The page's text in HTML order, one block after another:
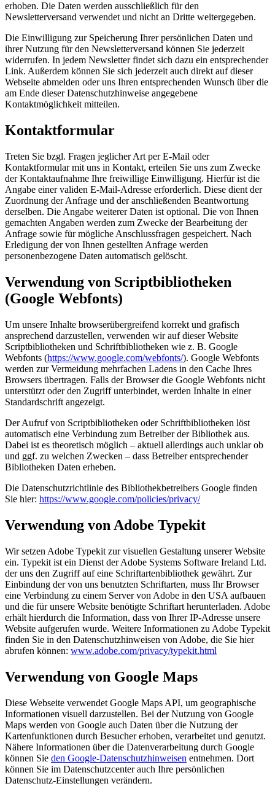
erhoben. Die Daten werden ausschließlich für den
Newsletterversand verwendet und nicht an Dritte weitergegeben.
Die Einwilligung zur Speicherung Ihrer persönlichen Daten und
ihrer Nutzung für den Newsletterversand können Sie jederzeit
widerrufen. In jedem Newsletter findet sich dazu ein entsprechender
Link. Außerdem können Sie sich jederzeit auch direkt auf dieser
Webseite abmelden oder uns Ihren entsprechenden Wunsch über die
am Ende dieser Datenschutzhinweise angegebene
Kontaktmöglichkeit mitteilen.
Kontaktformular
Treten Sie bzgl. Fragen jeglicher Art per E-Mail oder
Kontaktformular mit uns in Kontakt, erteilen Sie uns zum Zwecke
der Kontaktaufnahme Ihre freiwillige Einwilligung. Hierfür ist die
Angabe einer validen E-Mail-Adresse erforderlich. Diese dient der
Zuordnung der Anfrage und der anschließenden Beantwortung
derselben. Die Angabe weiterer Daten ist optional. Die von Ihnen
gemachten Angaben werden zum Zwecke der Bearbeitung der
Anfrage sowie für mögliche Anschlussfragen gespeichert. Nach
Erledigung der von Ihnen gestellten Anfrage werden
personenbezogene Daten automatisch gelöscht.
Verwendung von Scriptbibliotheken
(Google Webfonts)
Um unsere Inhalte browserübergreifend korrekt und grafisch
ansprechend darzustellen, verwenden wir auf dieser Website
Scriptbibliotheken und Schriftbibliotheken wie z. B. Google
Webfonts (https://www.google.com/webfonts/). Google Webfonts
werden zur Vermeidung mehrfachen Ladens in den Cache Ihres
Browsers übertragen. Falls der Browser die Google Webfonts nicht
unterstützt oder den Zugriff unterbindet, werden Inhalte in einer
Standardschrift angezeigt.
Der Aufruf von Scriptbibliotheken oder Schriftbibliotheken löst
automatisch eine Verbindung zum Betreiber der Bibliothek aus.
Dabei ist es theoretisch möglich – aktuell allerdings auch unklar ob
und ggf. zu welchen Zwecken – dass Betreiber entsprechender
Bibliotheken Daten erheben.
Die Datenschutzrichtlinie des Bibliothekbetreibers Google finden
Sie hier: https://www.google.com/policies/privacy/
Verwendung von Adobe Typekit
Wir setzen Adobe Typekit zur visuellen Gestaltung unserer Website
ein. Typekit ist ein Dienst der Adobe Systems Software Ireland Ltd.
der uns den Zugriff auf eine Schriftartenbibliothek gewährt. Zur
Einbindung der von uns benutzten Schriftarten, muss Ihr Browser
eine Verbindung zu einem Server von Adobe in den USA aufbauen
und die für unsere Website benötigte Schriftart herunterladen. Adobe
erhält hierdurch die Information, dass von Ihrer IP-Adresse unsere
Website aufgerufen wurde. Weitere Informationen zu Adobe Typekit
finden Sie in den Datenschutzhinweisen von Adobe, die Sie hier
abrufen können: www.adobe.com/privacy/typekit.html
Verwendung von Google Maps
Diese Webseite verwendet Google Maps API, um geographische
Informationen visuell darzustellen. Bei der Nutzung von Google
Maps werden von Google auch Daten über die Nutzung der
Kartenfunktionen durch Besucher erhoben, verarbeitet und genutzt.
Nähere Informationen über die Datenverarbeitung durch Google
können Sie den Google-Datenschutzhinweisen entnehmen. Dort
können Sie im Datenschutzcenter auch Ihre persönlichen
Datenschutz-Einstellungen verändern.